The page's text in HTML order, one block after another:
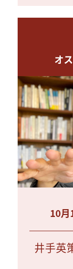
オ
10月
井手英